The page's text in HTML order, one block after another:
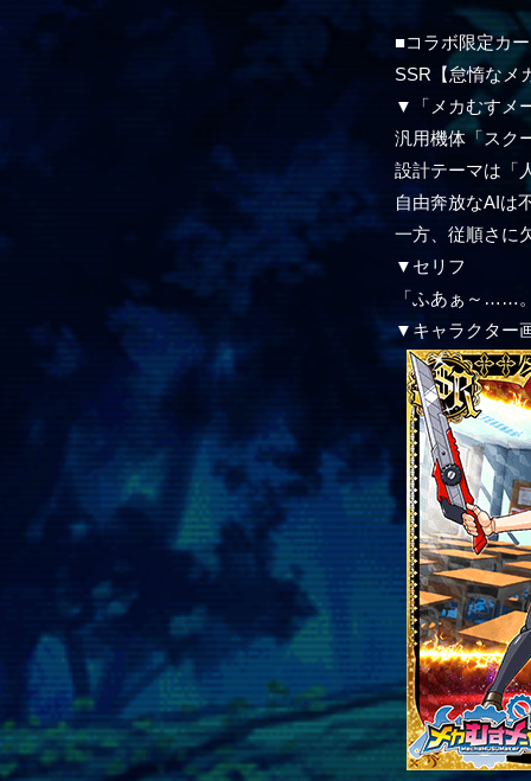
■コラボ限定カ
SSR【怠惰なメ
▼「メカむすメ
汎用機体「スク
設計テーマは「
自由奔放なAIは
一方、従順さに
▼セリフ
「ふあぁ～……
▼キャラクター